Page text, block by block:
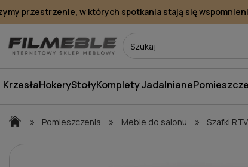
przestrzenie, w których spotkania stają się
KrzesłaHokeryStołyKomplety Jadalniane
» Pomieszczenia » Meble do salonu » Szafki